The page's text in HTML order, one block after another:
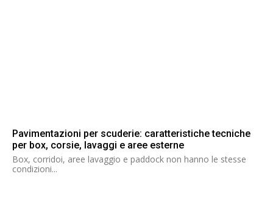
Pavimentazioni per scuderie: caratteristiche tecniche
per box, corsie, lavaggi e aree esterne
Box, corridoi, aree lavaggio e paddock non hanno le stesse
condizioni...